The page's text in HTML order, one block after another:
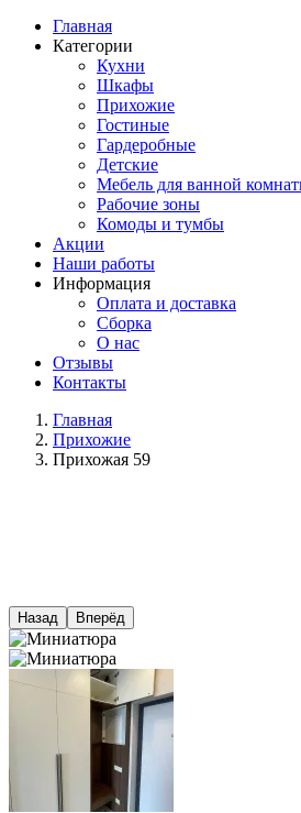
Основная
Главная
Категории
Кухни
Шкафы
Прихожие
Гостиные
Гардеробные
Детские
Мебель для ванной
Рабочие зоны
Комоды и тумбы
Акции
Наши работы
Информация
Оплата и доставка
Сборка
О нас
Отзывы
Контакты
Строка
навигации
Главная
Прихожие
Прихожая 59
Назад Вперёд